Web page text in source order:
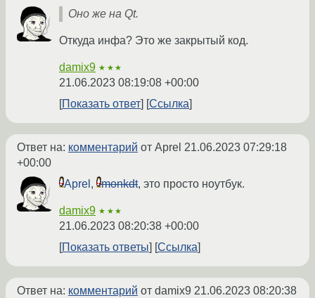
Оно же на Qt.
Откуда инфа? Это же закрытый код.
damix9 ★★★
21.06.2023 08:19:08 +00:00
Показать ответ
Ссылка
Ответ на: комментарий от Aprel 21.06.2023 07:29:18
+00:00
Aprel , monkdt, это просто ноутбук.
damix9 ★★★
21.06.2023 08:20:38 +00:00
Показать ответы
Ссылка
Ответ на: комментарий от damix9 21.06.2023 08:20:38